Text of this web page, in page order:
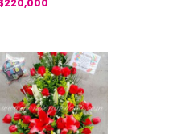
220,000